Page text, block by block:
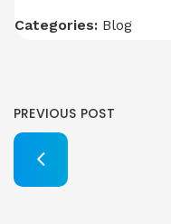
Categories: Blog
PREVIOUS POST